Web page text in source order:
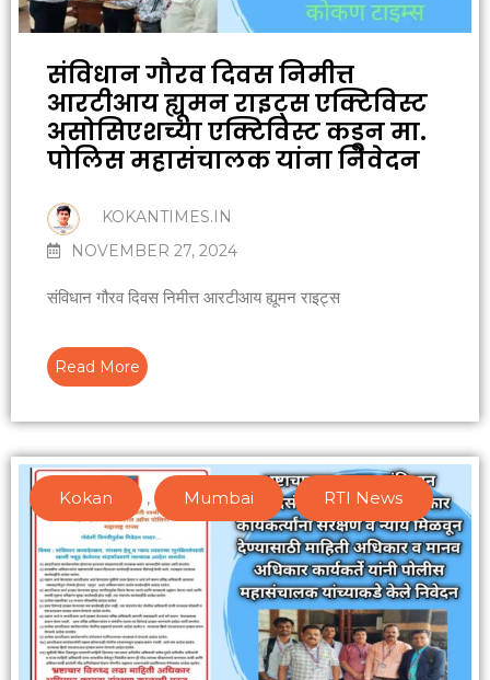
संविधान गौरव दिवस निमीत्त
आरटीआय ह्यूमन राइट्स एक्टिविस्ट
असोसिएशच्या एक्टिविस्ट कडून मा.
पोलिस महासंचालक यांना निवेदन
KOKANTIMES.IN
NOVEMBER 27, 2024
संविधान गौरव दिवस निमीत्त आरटीआय ह्यूमन राइट्स
Read More
Kokan , Mumbai , RTI News